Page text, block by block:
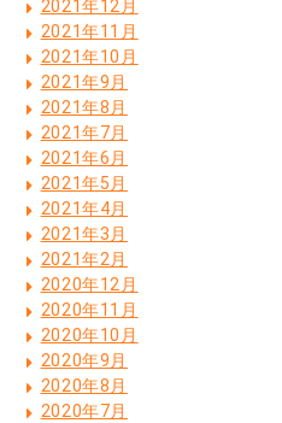
2021年12月
2021年11月
2021年10月
2021年9月
2021年8月
2021年7月
2021年6月
2021年5月
2021年4月
2021年3月
2021年2月
2020年12月
2020年11月
2020年10月
2020年9月
2020年8月
2020年7月